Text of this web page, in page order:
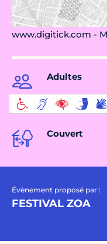
www.digitick.com -
Adultes
Couvert
Évènement proposé par :
FESTIVAL ZOA